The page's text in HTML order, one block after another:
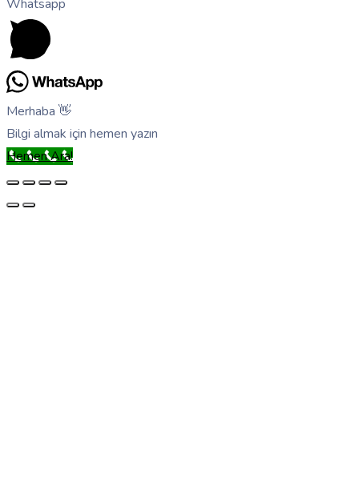
Whatsapp
Merhaba 👋
Bilgi almak için hemen yazın
Hemen Ara!